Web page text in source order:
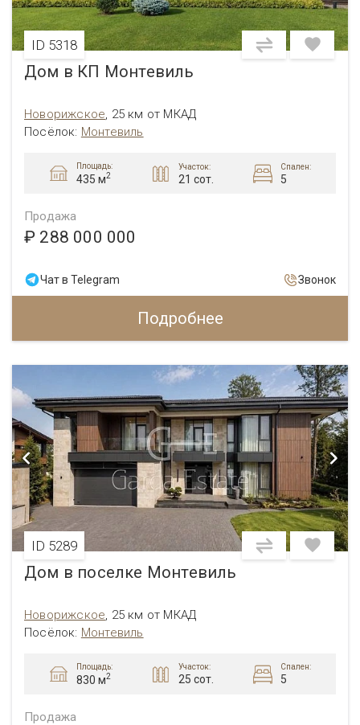
ID 5318
Дом в КП Монтевиль
Новорижское, 25 км от МКАД
Посёлок: Монтевиль
Площадь:
435 м2
Участок:
21 сот.
Спален:
5
Продажа
₽ 288 000 000
Чат в Telegram Звонок
Подробнее
ID 5289
Дом в поселке Монтевиль
Новорижское, 25 км от МКАД
Посёлок: Монтевиль
Площадь:
830 м2
Участок:
25 сот.
Спален:
5
Продажа